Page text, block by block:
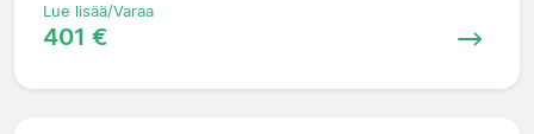
Lue lisää/Varaa
401 €